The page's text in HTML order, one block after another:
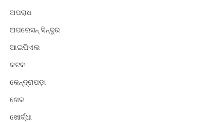
ଅପରାଧ
ଅପରେସନ୍ ସିନ୍ଦୁର
ଆଇପିଏଲ
କଟକ
କେନ୍ଦ୍ରାପଡ଼ା
ଖେଳ
ଖୋର୍ଦ୍ଧା